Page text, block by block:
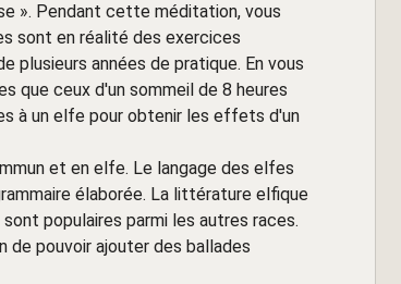
». Pendant cette méditation, vous
sont en réalité des exercices
plusieurs années de pratique. En vous
que ceux d'un sommeil de 8 heures
à un elfe pour obtenir les effets d'un
et en elfe. Le langage des elfes
élaborée. La littérature elfique
populaires parmi les autres races.
de pouvoir ajouter des ballades